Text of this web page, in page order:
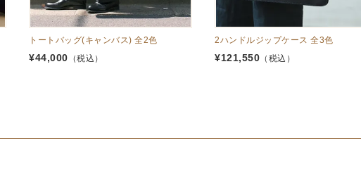
トートバッグ(キャンバス) 全2色
¥44,000 （税込）
2ハンドルジップケース 全3色
¥121,550 （税込）